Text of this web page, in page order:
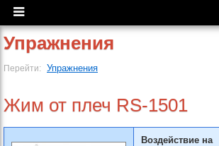
Упражнения
Перейти: Упражнения
Жим от плеч RS-1501
Воздействие на